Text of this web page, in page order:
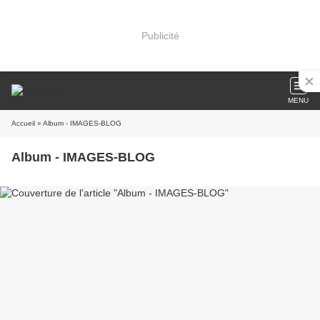
Publicité
MENU
Accueil » Album - IMAGES-BLOG
Album - IMAGES-BLOG